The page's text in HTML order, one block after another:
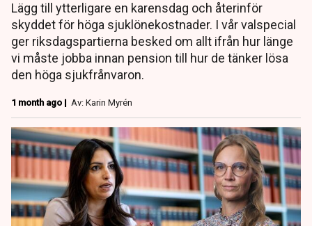
Lägg till ytterligare en karensdag och återinför
skyddet för höga sjuklönekostnader. I vår valspecial
ger riksdagspartierna besked om allt ifrån hur länge
vi måste jobba innan pension till hur de tänker lösa
den höga sjukfrånvaron.
1 month ago | Av: Karin Myrén